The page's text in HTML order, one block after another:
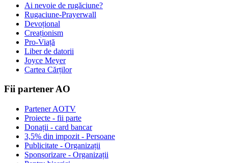
Ai nevoie de rugăciune?
Rugaciune-Prayerwall
Devoțional
Creaționism
Pro-Viață
Liber de datorii
Joyce Meyer
Cartea Cărților
Fii partener AO
Partener AOTV
Proiecte - fii parte
Donații - card bancar
3,5% din impozit - Persoane
Publicitate - Organizații
Sponsorizare - Organizații